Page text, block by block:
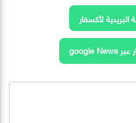
البريدية لأكسفار